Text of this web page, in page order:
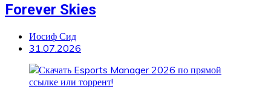
Forever Skies
Иосиф Сид
31.07.2026